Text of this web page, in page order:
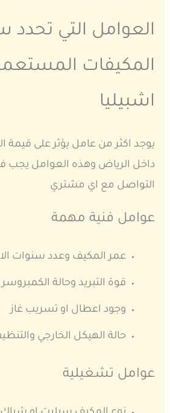
العوامل التي
المكيفات
اشبيليا
يوجد اكثر من عامل يؤثر على قيمة
داخل الرياض وهذه العوامل يجب
التواصل مع اي مشتري
عوامل فنية مهمة
عمر المكيف وعدد سنوات
قوة التبريد وحالة الكمبروسر
وجود اعطال او تسريب غاز
حالة الهيكل الخارجي
عوامل تشغيلية